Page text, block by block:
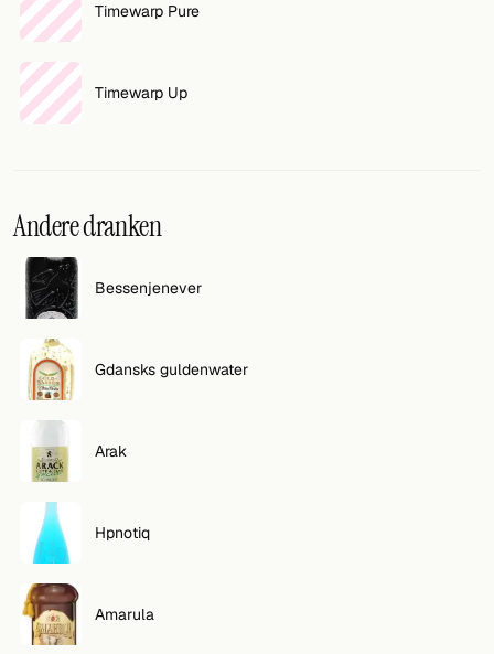
Timewarp Pure
Timewarp Up
Andere dranken
Bessenjenever
Gdansks guldenwater
Arak
Hpnotiq
Amarula